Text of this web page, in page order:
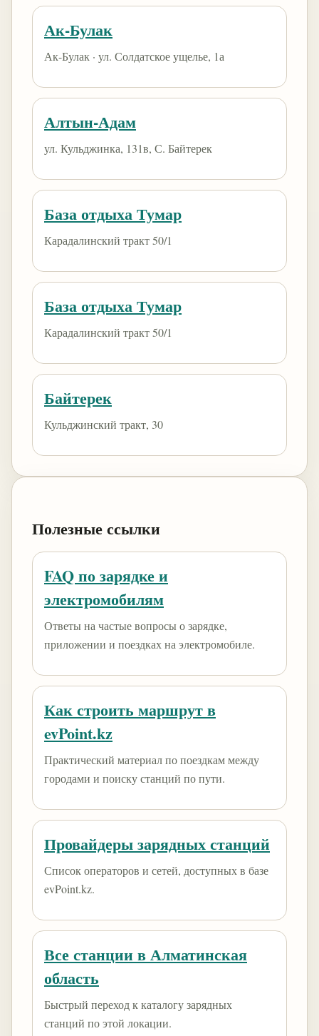
Ак-Булак
Ак-Булак · ул. Солдатское ущелье, 1а
Алтын-Адам
ул. Кульджинка, 131в, С. Байтерек
База отдыха Тумар
Карадалинский тракт 50/1
База отдыха Тумар
Карадалинский тракт 50/1
Байтерек
Кульджинский тракт, 30
Полезные ссылки
FAQ по зарядке и
электромобилям
Ответы на частые вопросы о зарядке,
приложении и поездках на электромобиле.
Как строить маршрут в
evPoint.kz
Практический материал по поездкам между
городами и поиску станций по пути.
Провайдеры зарядных станций
Список операторов и сетей, доступных в базе
evPoint.kz.
Все станции в Алматинская
область
Быстрый переход к каталогу зарядных
станций по этой локации.